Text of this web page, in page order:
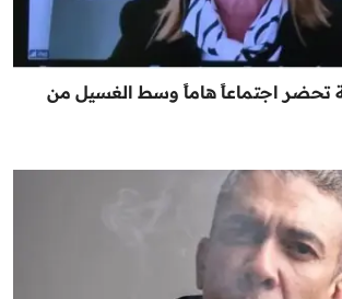
تحضر اجتماعاً هاماً وسط الغسيل من